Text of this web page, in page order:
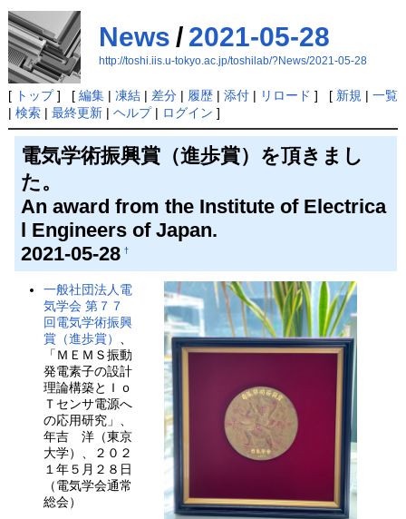
News / 2021-05-28
http://toshi.iis.u-tokyo.ac.jp/toshilab/?News/2021-05-28
[ トップ] [ 編集| 凍結| 差分| 履歴| 添付| リロード ] [ 新規 | 一覧
| 検索| 最終更新| ヘルプ| ログイン ]
電気学術振興賞（進歩賞）を頂きまし
た。
An award from the Institute of Electrica
l Engineers of Japan.
2021-05-28 †
一般社団法人電
気学会 第７７
回電気学術振興
賞（進歩賞）
「ＭＥＭＳ振動
発電素子の設計
理論構築とＩｏ
Ｔセンサ電源へ
の応用研究」、
年吉 洋（東京
大学）、２０２
１年５月２８日
（電気学会通常
総会）